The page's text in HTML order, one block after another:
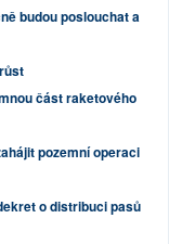
budou poslouchat a
část raketového
pozemní operaci
o distribuci pasů